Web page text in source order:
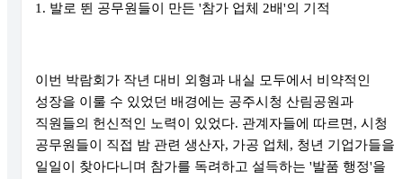
1. 발로 뛴 공무원들이 만든 '참가 업체 2배'의 기적
이번 박람회가 작년 대비 외형과 내실 모두에서 비약적인
성장을 이룰 수 있었던 배경에는 공주시청 산림공원과
직원들의 헌신적인 노력이 있었다. 관계자들에 따르면, 시청
공무원들이 직접 밤 관련 생산자, 가공 업체, 청년 기업가들을
일일이 찾아다니며 참가를 독려하고 설득하는 '발품 행정'을